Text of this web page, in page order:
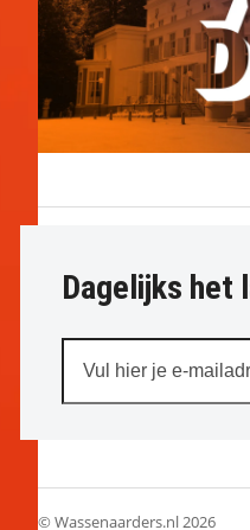
Dagelijks het
hier
je
in
© Wassenaarders.nl 2026